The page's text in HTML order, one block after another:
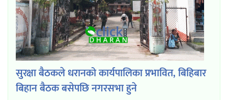
सुरक्षा बैठकले धरानको कार्यपालिका प्रभावित, बिहिबार
बिहान बैठक बसेपछि नगरसभा हुने